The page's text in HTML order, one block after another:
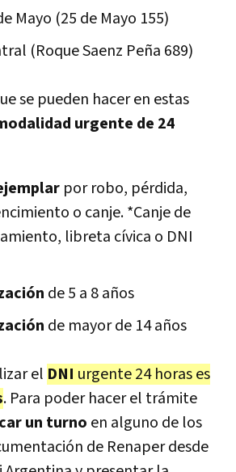
Mayo (25 de Mayo 155)
(Roque Saenz Peña 689)
se pueden hacer en estas
urgente de 24
por robo, pérdida,
o canje. *Canje de
libreta cívica o DNI
de 5 a 8 años
de mayor de 14 años
el DNI urgente 24 horas es
. Para poder hacer el trámite
un turno en alguno de los
de Renaper desde